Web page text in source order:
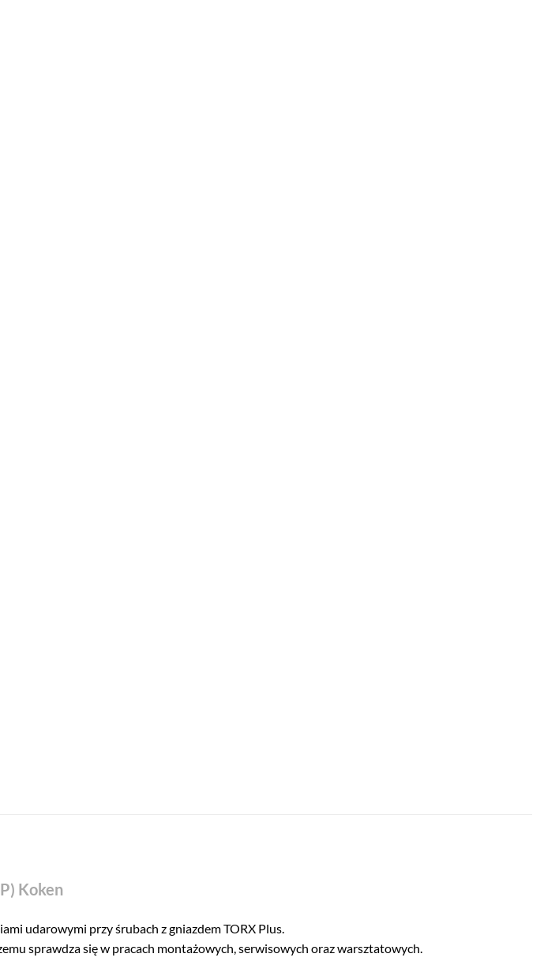
Koken
udarowymi przy śrubach z gniazdem TORX Plus.
sprawdza się w pracach montażowych, serwisowych oraz warsztatowych.